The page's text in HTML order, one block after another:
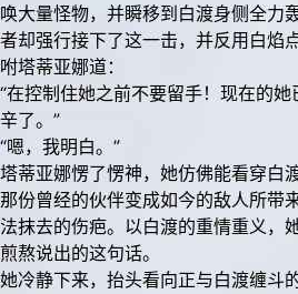
唤大量怪物，并瞬移到白渡身侧全力
者却强行接下了这一击，并反用白焰
咐塔蒂亚娜道：
“在控制住她之前不要留手！现在的
辛了。”
“嗯，我明白。”
塔蒂亚娜愣了愣神，她仿佛能看穿白
那份曾经的伙伴变成如今的敌人所带
法抹去的伤疤。以白渡的重情重义，
煎熬说出的这句话。
她冷静下来，抬头看向正与白渡缠斗